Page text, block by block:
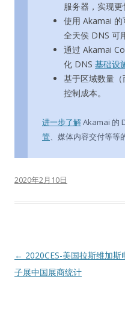
服务器，实现更
使用 Akamai 的
全天侯 DNS 可
通过 Akamai
化 DNS 基础设
基于区域数量
控制成本。
进一步了解Akamai 的
管、媒体内容交付等等
2020年2月10日
文
章
← 2020CES-美国拉斯维加斯
子展中国展商统计